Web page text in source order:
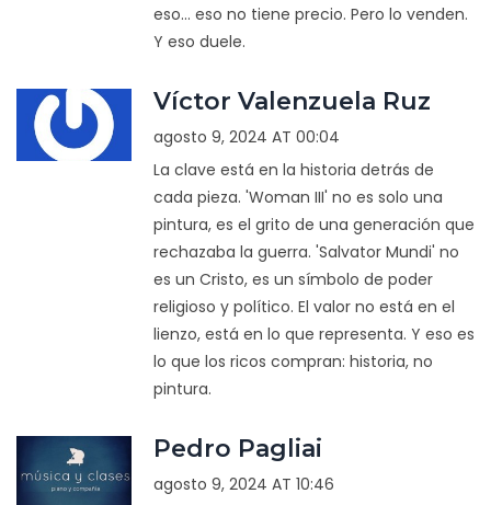
eso... eso no tiene precio. Pero lo venden.
Y eso duele.
Víctor Valenzuela Ruz
agosto 9, 2024 AT 00:04
La clave está en la historia detrás de
cada pieza. 'Woman III' no es solo una
pintura, es el grito de una generación que
rechazaba la guerra. 'Salvator Mundi' no
es un Cristo, es un símbolo de poder
religioso y político. El valor no está en el
lienzo, está en lo que representa. Y eso es
lo que los ricos compran: historia, no
pintura.
Pedro Pagliai
agosto 9, 2024 AT 10:46